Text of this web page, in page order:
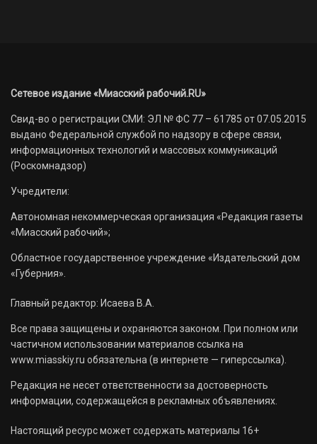
Сетевое издание «Миасский рабочий.RU»
Свид-во о регистрации СМИ: ЭЛ № ФС 77 – 61785 от 07.05.2015
выдано Федеральной службой по надзору в сфере связи,
информационных технологий и массовых коммуникаций
(Роскомнадзор)
Учредители:
Автономная некоммерческая организация «Редакция газеты
«Миасский рабочий»;
Областное государственное учреждение «Издательский дом
«Губерния».
Главный редактор: Исаева В.А.
Все права защищены и охраняются законом. При полном или
частичном использовании материалов ссылка на
www.miasskiy.ru обязательна (в интернете — гиперссылка).
Редакция не несет ответственности за достоверность
информации, содержащейся в рекламных объявлениях.
Настоящий ресурс может содержать материалы 16+